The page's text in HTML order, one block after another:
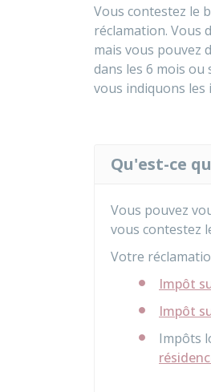
Vous contestez le
réclamation. Vous
mais vous pouvez
dans les 6 mois
vous indiquons
Qu'est-ce
Vous pouvez
vous contestez
Votre
Impôt
Impôt
Impôts